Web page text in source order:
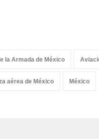
la Armada de México
aérea de México México